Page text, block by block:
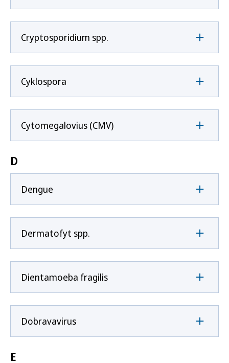
Cryptosporidium spp.
Cyklospora
Cytomegalovius (CMV)
D
Dengue
Dermatofyt spp.
Dientamoeba fragilis
Dobravavirus
E